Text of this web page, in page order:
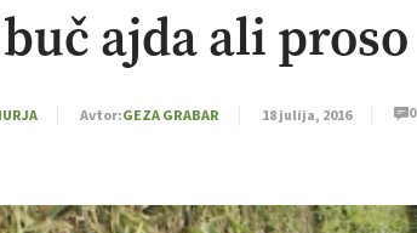
ajda ali proso
Avtor:GEZA GRABAR 18 julija, 2016 0